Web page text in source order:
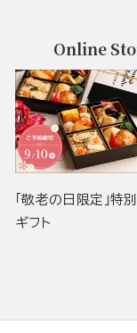
Online
「敬老の日限定」特
ギフト